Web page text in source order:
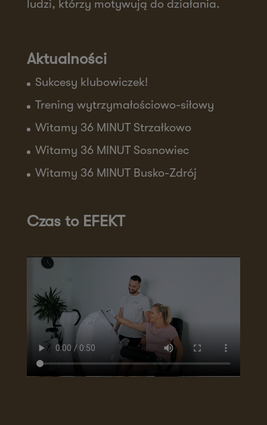
ludzi, którzy motywują do działania.
Aktualności
Sukcesy klubowiczek!
Trening wytrzymałościowo-siłowy
Witamy 36 MINUT Strzałkowo
Witamy 36 MINUT Sosnowiec
Witamy 36 MINUT Busko-Zdrój
Czas to EFEKT